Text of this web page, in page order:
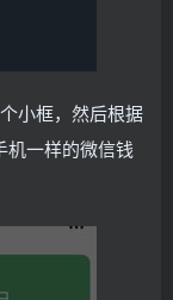
小框，然后根据
机一样的微信钱